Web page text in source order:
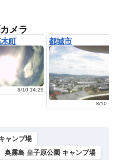
メラ
町
8/10 14:25
都城市
8/10
ャンプ場
奥霧島 皇子原公園 キャンプ場